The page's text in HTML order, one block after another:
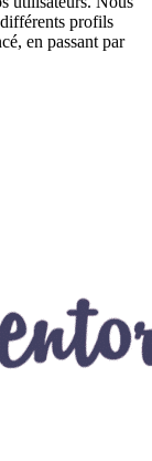
profils
en passant par